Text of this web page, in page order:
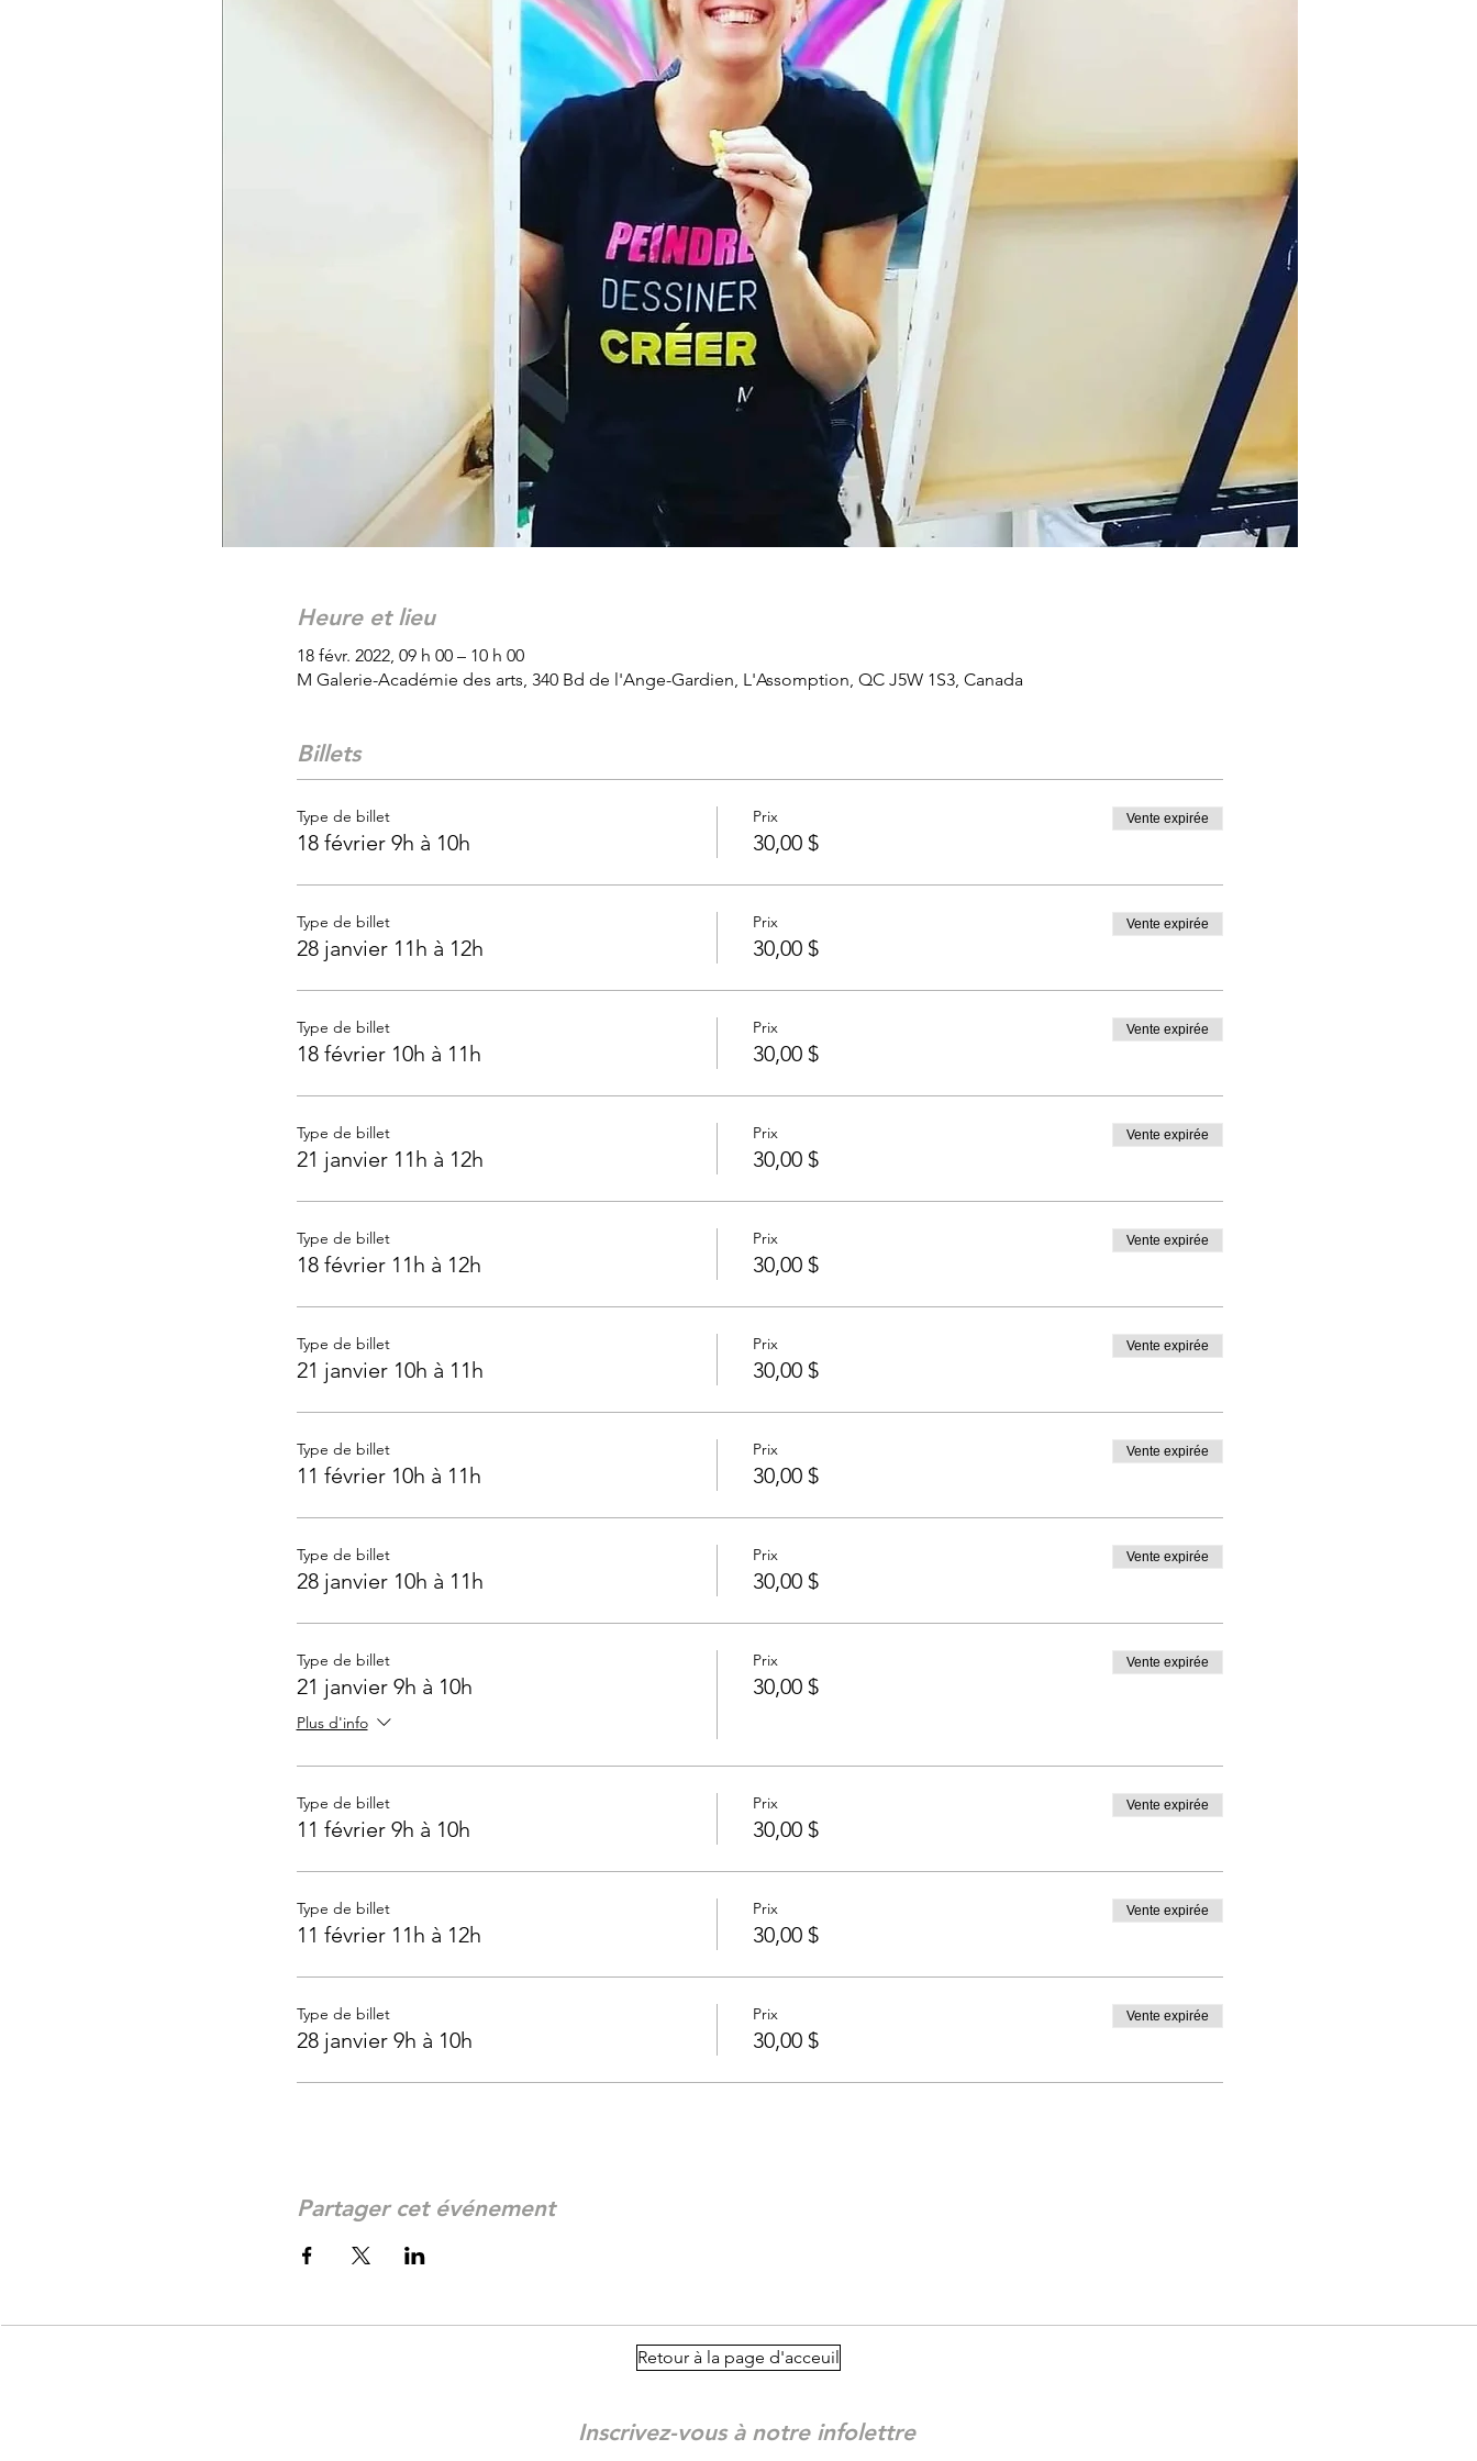
Heure et lieu
18 févr. 2022, 09 h 00 – 10 h 00
M Galerie-Académie des arts, 340 Bd de l'Ange-Gardien, L'Assomption, QC J5W 1S3, Canada
Billets
Type de billet
18 février 9h à 10h
Prix
30,00 $
Vente expirée
Type de billet
28 janvier 11h à 12h
Prix
30,00 $
Vente expirée
Type de billet
18 février 10h à 11h
Prix
30,00 $
Vente expirée
Type de billet
21 janvier 11h à 12h
Prix
30,00 $
Vente expirée
Type de billet
18 février 11h à 12h
Prix
30,00 $
Vente expirée
Type de billet
21 janvier 10h à 11h
Prix
30,00 $
Vente expirée
Type de billet
11 février 10h à 11h
Prix
30,00 $
Vente expirée
Type de billet
28 janvier 10h à 11h
Prix
30,00 $
Vente expirée
Type de billet
21 janvier 9h à 10h
Plus d'info
Prix
30,00 $
Vente expirée
Type de billet
11 février 9h à 10h
Prix
30,00 $
Vente expirée
Type de billet
11 février 11h à 12h
Prix
30,00 $
Vente expirée
Type de billet
28 janvier 9h à 10h
Prix
30,00 $
Vente expirée
Partager cet événement
Retour à la page d'acceuil
Inscrivez-vous à notre infolettre